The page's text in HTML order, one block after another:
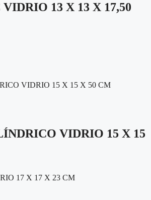
13 X 13 X 17,50
VIDRIO 15 X 15